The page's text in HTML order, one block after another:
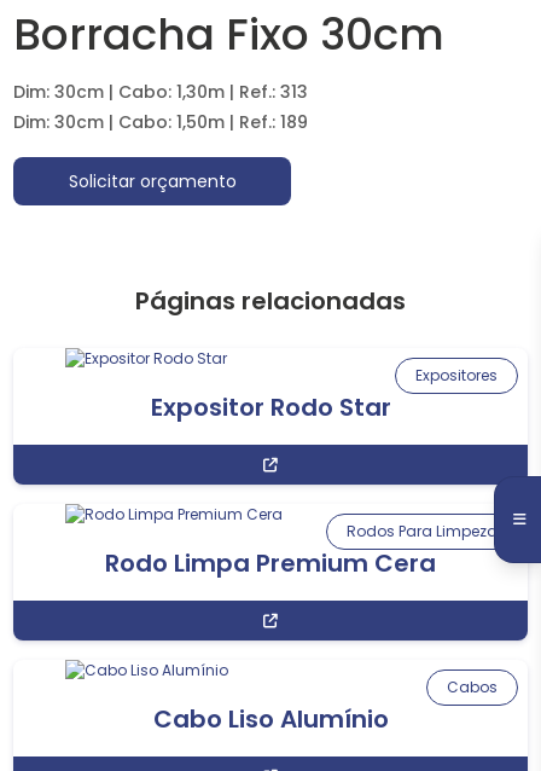
Borracha Fixo 30cm
Dim: 30cm | Cabo: 1,30m | Ref.: 313
Dim: 30cm | Cabo: 1,50m | Ref.: 189
Solicitar orçamento
Páginas relacionadas
Expositor Rodo Star
Expositores
Rodo Limpa Premium Cera
Rodos Para Limpeza
Cabo Liso Alumínio
Cabos